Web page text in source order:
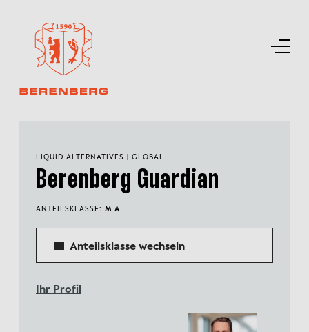
LIQUID ALTERNATIVES | GLOBAL
Berenberg Guardian
ANTEILSKLASSE: M A
Anteilsklasse wechseln
Ihr Profil